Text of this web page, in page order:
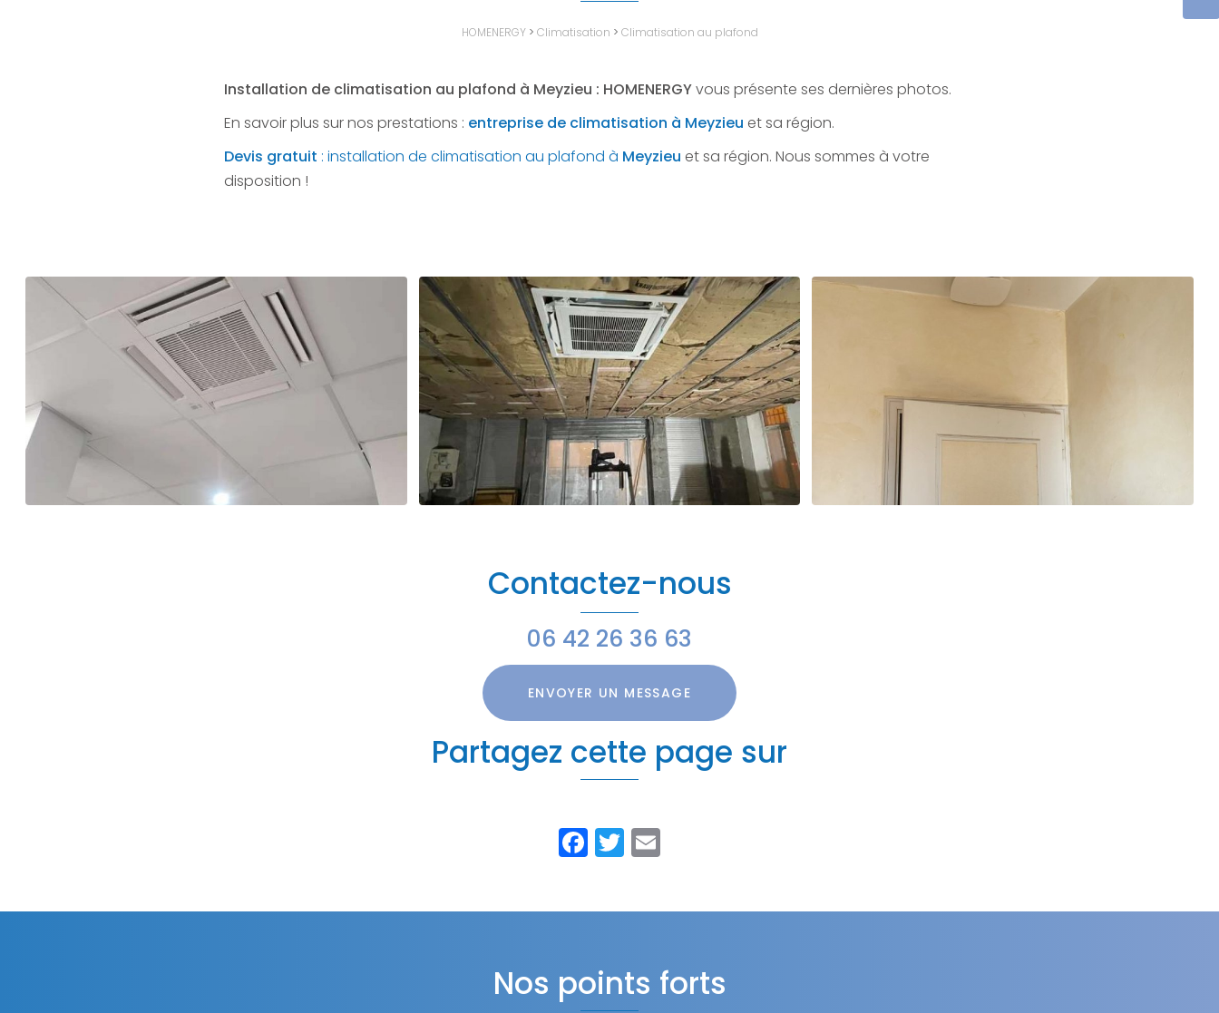
HOMENERGY> Climatisation > Climatisation au plafond
Installation de climatisation au plafond à Meyzieu : HOMENERGYvous présente ses dernières photos.
En savoir plus sur nos prestations : entreprise de climatisation à Meyzieu et sa région.
Devis gratuit : installation de climatisation au plafond à Meyzieu et sa région. Nous sommes à votre
disposition !
Contactez-nous
06 42 26 36 63
ENVOYER UN MESSAGE
Partagez cette page sur
Facebook
Twitter
Nos points forts